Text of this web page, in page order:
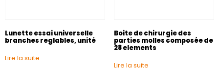
Lunette essai universelle
branches reglables, unité
Lire la suite
Boite de chirurgie des
parties molles composée de
28 elements
Lire la suite